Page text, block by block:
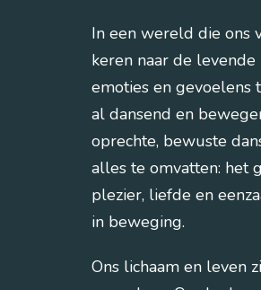
In een wereld die ons
keren naar de
emoties en gevoelens
al dansend en
oprechte, bewuste
alles te omvatten: het
plezier, liefde en
in beweging.
Ons lichaam en leven